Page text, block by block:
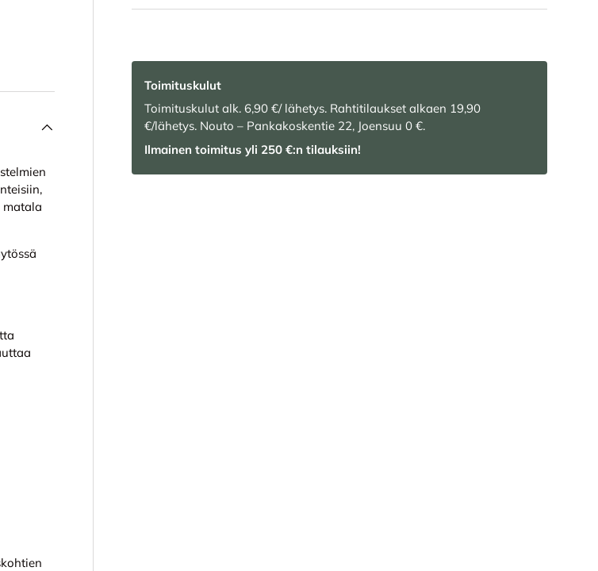
Toimituskulut
Toimituskulut alk. 6,90 €/ lähetys. Rahtitilaukset alkaen 19,90
€/lähetys. Nouto – Pankakoskentie 22, Joensuu 0 €.
Ilmainen toimitus yli 250 €:n tilauksiin!
matala